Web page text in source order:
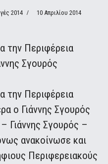
2014 10 Απριλίου 2014
την Περιφέρεια
Σγουρός
την Περιφέρεια
ο Γιάννης Σγουρός
Γιάννης Σγουρός –
ανακοίνωσε και
Περιφερειακούς